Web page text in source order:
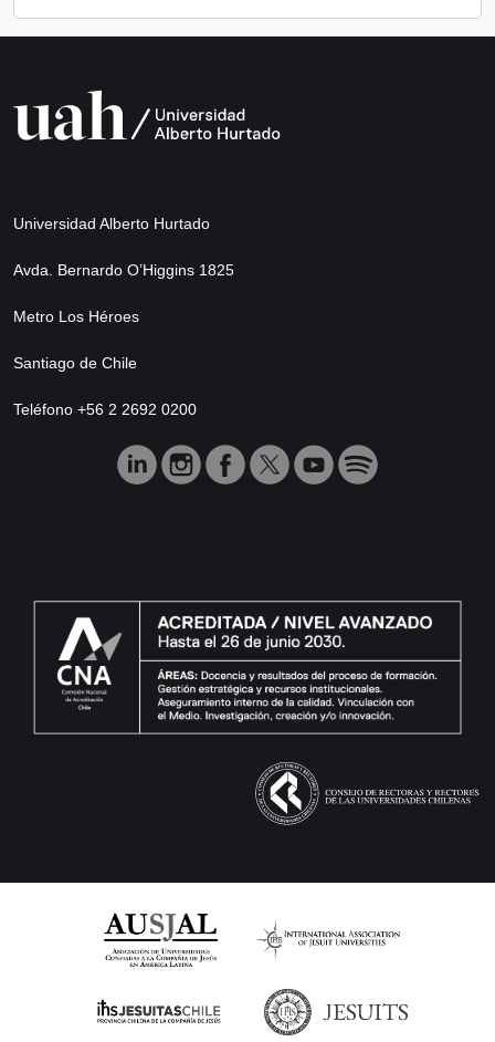
Universidad Alberto Hurtado
Avda. Bernardo O’Higgins 1825
Metro Los Héroes
Santiago de Chile
Teléfono +56 2 2692 0200